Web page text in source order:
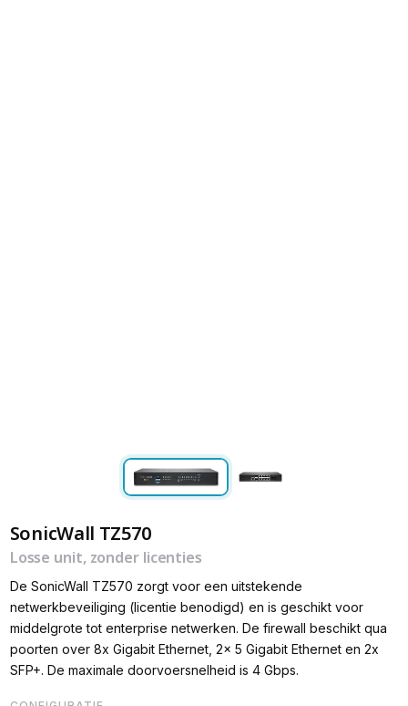
SonicWall TZ570
Losse unit, zonder licenties
De SonicWall TZ570 zorgt voor een uitstekende
netwerkbeveiliging (licentie benodigd) en is geschikt voor
middelgrote tot enterprise netwerken. De firewall beschikt qua
poorten over 8x Gigabit Ethernet, 2x 5 Gigabit Ethernet en 2x
SFP+. De maximale doorvoersnelheid is 4 Gbps.